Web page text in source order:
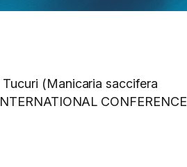
(Manicaria saccifera
CONFERENCE